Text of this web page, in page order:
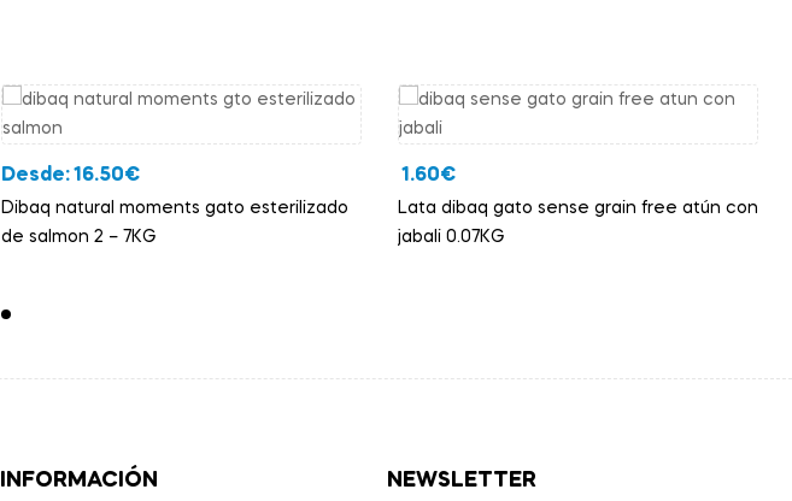
Desde:16.50€
Dibaq natural moments gato esterilizado
de salmon 2 – 7KG
1.60€
Lata dibaq gato sense grain free atún con
jabali 0.07KG
INFORMACIÓN NEWSLETTER